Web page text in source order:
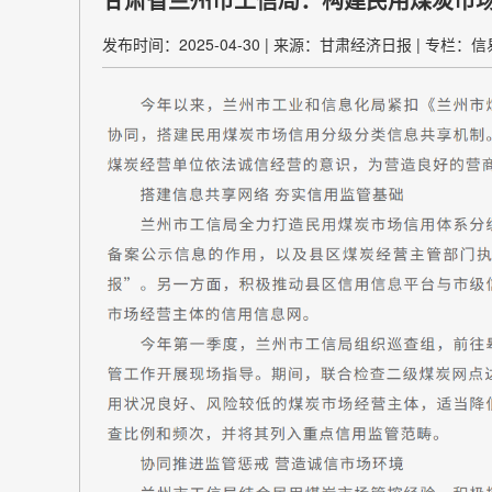
发布时间：2025-04-30 | 来源：甘肃经济日报 | 专栏：信